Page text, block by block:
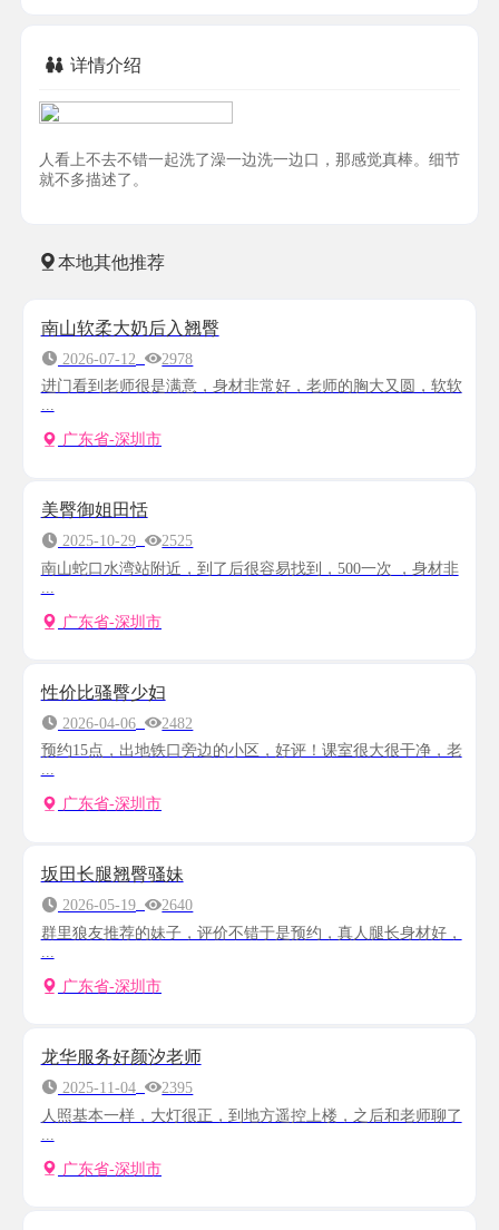
详情介绍
人看上不去不错一起洗了澡一边洗一边口，那感觉真棒。细节
就不多描述了。
本地其他推荐
南山软柔大奶后入翘臀
2026-07-12
2978
进门看到老师很是满意，身材非常好，老师的胸大又圆，软软
...
广东省-深圳市
美臀御姐田恬
2025-10-29
2525
南山蛇口水湾站附近，到了后很容易找到，500一次 ，身材非
广东省-深圳市
性价比骚臀少妇
2026-04-06
2482
预约15点，出地铁口旁边的小区，好评！课室很大很干净，老
...
广东省-深圳市
坂田长腿翘臀骚妹
2026-05-19
2640
群里狼友推荐的妹子，评价不错于是预约，真人腿长身材好，
...
广东省-深圳市
龙华服务好颜汐老师
2025-11-04
2395
人照基本一样，大灯很正，到地方遥控上楼，之后和老师聊了
广东省-深圳市